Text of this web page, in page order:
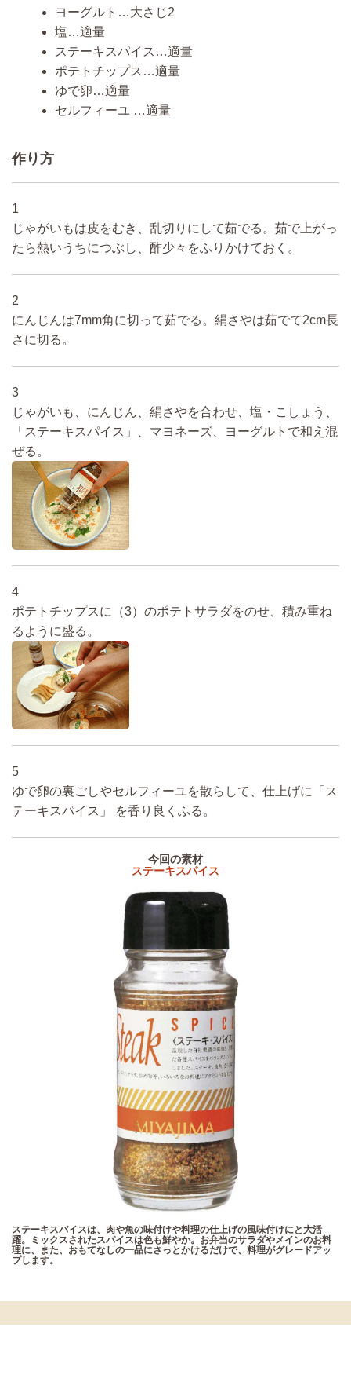
ヨーグルト…大さじ2
塩…適量
ステーキスパイス…適量
ポテトチップス…適量
ゆで卵…適量
セルフィーユ …適量
作り方
1
じゃがいもは皮をむき、乱切りにして茹でる。茹で上がっ
たら熱いうちにつぶし、酢少々をふりかけておく。
2
にんじんは7mm角に切って茹でる。絹さやは茹でて2cm長
さに切る。
3
じゃがいも、にんじん、絹さやを合わせ、塩・こしょう、
「ステーキスパイス」、マヨネーズ、ヨーグルトで和え混
ぜる。
4
ポテトチップスに（3）のポテトサラダをのせ、積み重ね
るように盛る。
5
ゆで卵の裏ごしやセルフィーユを散らして、仕上げに「ス
テーキスパイス」 を香り良くふる。
今回の素材
ステーキスパイス
ステーキスパイスは、肉や魚の味付けや料理の仕上げの風味付けにと大活
躍。ミックスされたスパイスは色も鮮やか。お弁当のサラダやメインのお料
理に、また、おもてなしの一品にさっとかけるだけで、料理がグレードアッ
プします。